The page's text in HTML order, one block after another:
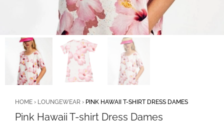
HOME › LOUNGEWEAR › PINK HAWAII T-SHIRT DRESS DAMES
Pink Hawaii T-shirt Dress Dames